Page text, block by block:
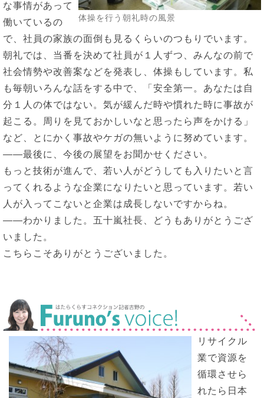
体操を行う朝礼時の風景
な事情があって
働いているの
で、社員の家族の面倒も見るくらいのつもりでいます。
朝礼では、当番を決めて社員が１人ずつ、みんなの前で
社会情勢や改善案などを発表し、体操もしています。私
も毎朝いろんな話をする中で、「安全第一。あなたは自
分１人の体ではない。気が緩んだ時や慣れた時に事故が
起こる。周りを見ておかしいなと思ったら声をかける」
など、とにかく事故やケガの無いように努めています。
――最後に、今後の展望をお聞かせください。
もっと技術が進んで、若い人がどうしても入りたいと言
ってくれるような企業になりたいと思っています。若い
人が入ってこないと企業は成長しないですからね。
――わかりました。五十嵐社長、どうもありがとうござ
いました。
こちらこそありがとうございました。
リサイクル
業で資源を
循環させら
れたら日本